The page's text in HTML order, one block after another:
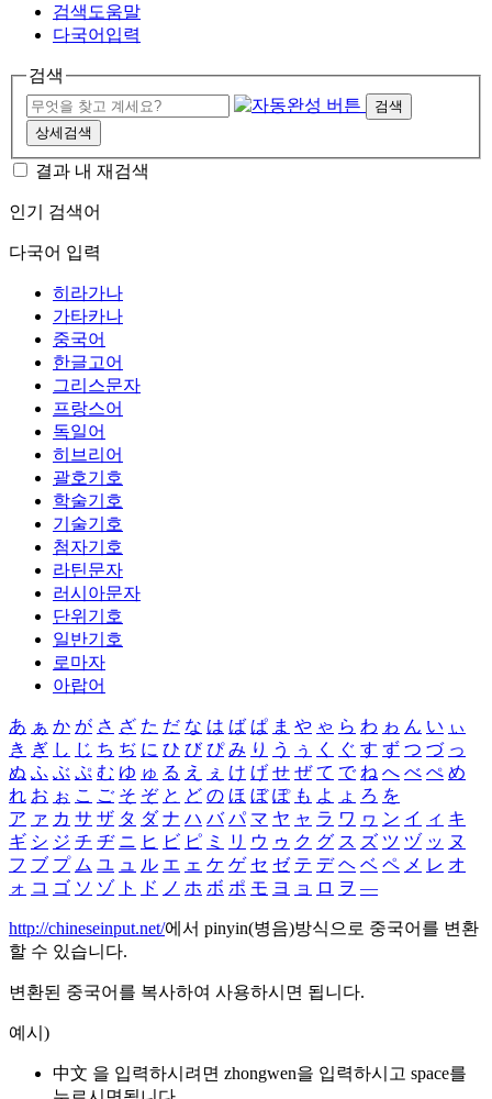
검색도움말
다국어입력
검색
검색
상세검색
결과 내 재검색
인기 검색어
다국어 입력
히라가나
가타카나
중국어
한글고어
그리스문자
프랑스어
독일어
히브리어
괄호기호
학술기호
기술기호
첨자기호
라틴문자
러시아문자
단위기호
일반기호
로마자
아랍어
あ ぁ か が さ ざ た だ な は ば ぱ ま や ゃ ら わ ゎ ん い ぃ
き ぎ し じ ち ぢ に ひ び ぴ み り う ぅ く ぐ す ず つ づ っ
ぬ ふ ぶ ぷ む ゆ ゅ る え ぇ け げ せ ぜ て で ね へ べ ぺ め
れ お ぉ こ ご そ ぞ と ど の ほ ぼ ぽ も よ ょ ろ を
ア ァ カ サ ザ タ ダ ナ ハ バ パ マ ヤ ャ ラ ワ ヮ ン イ ィ キ
ギ シ ジ チ ヂ ニ ヒ ビ ピ ミ リ ウ ゥ ク グ ス ズ ツ ヅ ッ ヌ
フ ブ プ ム ユ ュ ル エ ェ ケ ゲ セ ゼ テ デ ヘ ベ ペ メ レ オ
ォ コ ゴ ソ ゾ ト ド ノ ホ ボ ポ モ ヨ ョ ロ ヲ ―
http://chineseinput.net/에서 pinyin(병음)방식으로 중국어를 변환
할 수 있습니다.
변환된 중국어를 복사하여 사용하시면 됩니다.
예시)
中文 을 입력하시려면 zhongwen을 입력하시고 space를